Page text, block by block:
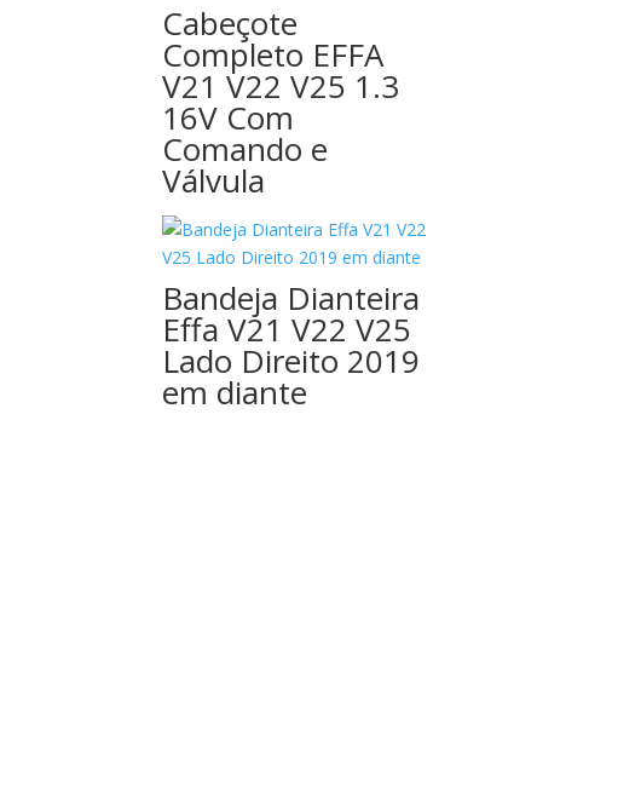
Cabeçote
Completo EFFA
V21 V22 V25 1.3
16V Com
Comando e
Válvula
Bandeja Dianteira
Effa V21 V22 V25
Lado Direito 2019
em diante